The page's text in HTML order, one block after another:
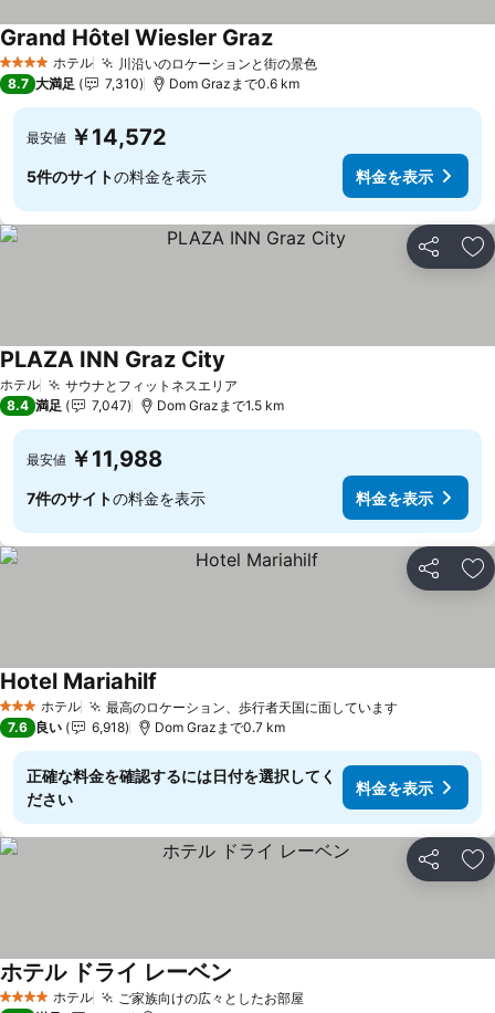
4 ホテルのランク
ホテル 川沿いのロケーションと街の景色
Grand Hôtel Wiesler Graz
8.7 大満足 7,310 Dom Grazまで0.6 km
最安値 ￥14,572
5件のサイトの料金を表示 料金を表示
シェア お
ホテル サウナとフィットネスエリア
PLAZA INN Graz City
8.4 満足 7,047 Dom Grazまで1.5 km
最安値 ￥11,988
7件のサイトの料金を表示 料金を表示
シェア お
3 ホテルのランク
ホテル 最高のロケーション、歩行者天国に面しています
Hotel Mariahilf
7.6 良い 6,918 Dom Grazまで0.7 km
正確な料金を確認するには日付を選択してく
ださい
料金を表示
シェア お
4 ホテルのランク
ホテル ご家族向けの広々としたお部屋
ホテル ドライ レーベン